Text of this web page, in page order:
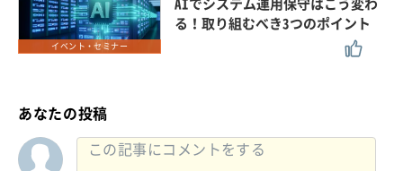
イベント・セミナー
る！取り組むべき3つのポイント
あなたの投稿